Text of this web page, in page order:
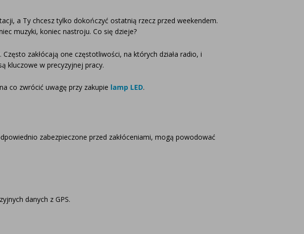
a Ty chcesz tylko dokończyć ostatnią rzecz przed weekendem.
muzyki, koniec nastroju. Co się dzieje?
zakłócają one częstotliwości, na których działa radio, i
kluczowe w precyzyjnej pracy.
co zwrócić uwagę przy zakupie lamp LED.
zabezpieczone przed zakłóceniami, mogą powodować
danych z GPS.